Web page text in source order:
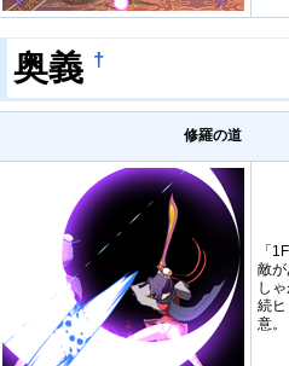
奥義 †
修羅の道
「
敵
し
続
意。